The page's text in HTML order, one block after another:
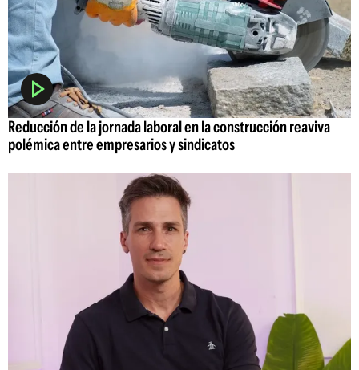
Reducción de la jornada laboral en la construcción reaviva
polémica entre empresarios y sindicatos